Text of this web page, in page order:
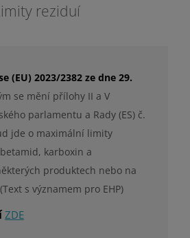
reziduí
(EU) 2023/2382 ze dne 29.
se mění přílohy II a V
parlamentu a Rady (ES) č.
jde o maximální limity
karboxin a
produktech nebo na
s významem pro EHP)
ZDE